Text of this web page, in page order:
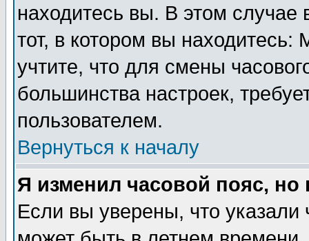
находитесь вы. В этом
тот, в котором вы
учтите, что для смены
большинства настроек,
пользователем.
Вернуться к началу
Я изменил часовой пояс,
Если вы уверены, что указали